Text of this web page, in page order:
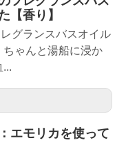
【香り】
グランスバスオイル
ゃんと湯船に浸か
...
エモリカを使って